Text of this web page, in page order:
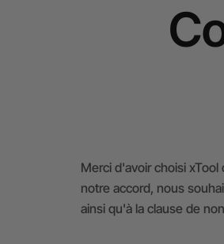
Merci d'avoir choisi
notre accord, nous
ainsi qu'à la clause de